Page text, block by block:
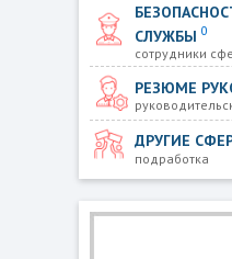
СЛУЖБЫ 0
сотрудники
РЕЗЮМЕ
ДРУГИЕ
подработка